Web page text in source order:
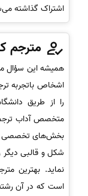
اشتراک گذاشته
مترجم
همیشه این سؤال
اشخاص باتجربه
را از طریق
متخصص آداب
بخش‌های تخصصی
شکل و قالبی
نماید. بهترین
است که در آن